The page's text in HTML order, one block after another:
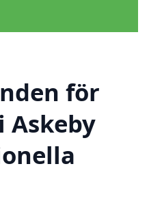
för